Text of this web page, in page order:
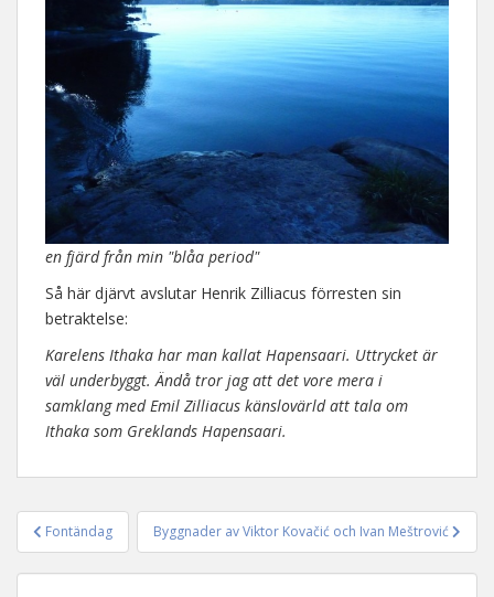
en fjärd från min "blåa period"
Så här djärvt avslutar Henrik Zilliacus förresten sin
betraktelse:
Karelens Ithaka har man kallat Hapensaari. Uttrycket är
väl underbyggt. Ändå tror jag att det vore mera i
samklang med Emil Zilliacus känslovärld att tala om
Ithaka som Greklands Hapensaari.
Inläggsnavigering
Fontändag Byggnader av Viktor Kovačić och Ivan Meštrović